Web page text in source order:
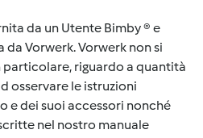
da un Utente Bimby ® e
Vorwerk. Vorwerk non si
particolare, riguardo a quantità
osservare le istruzioni
e dei suoi accessori nonché
nel nostro manuale